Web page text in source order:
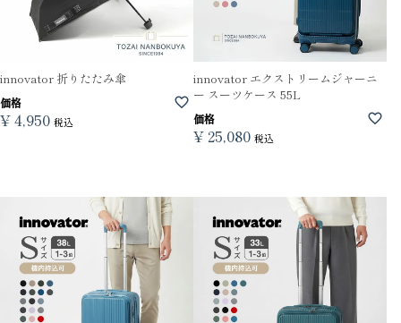
innovator 折りたたみ傘
価格
¥4,950 税込
innovator エクストリームジャーニ
ー スーツケース 55L
価格
¥25,080 税込